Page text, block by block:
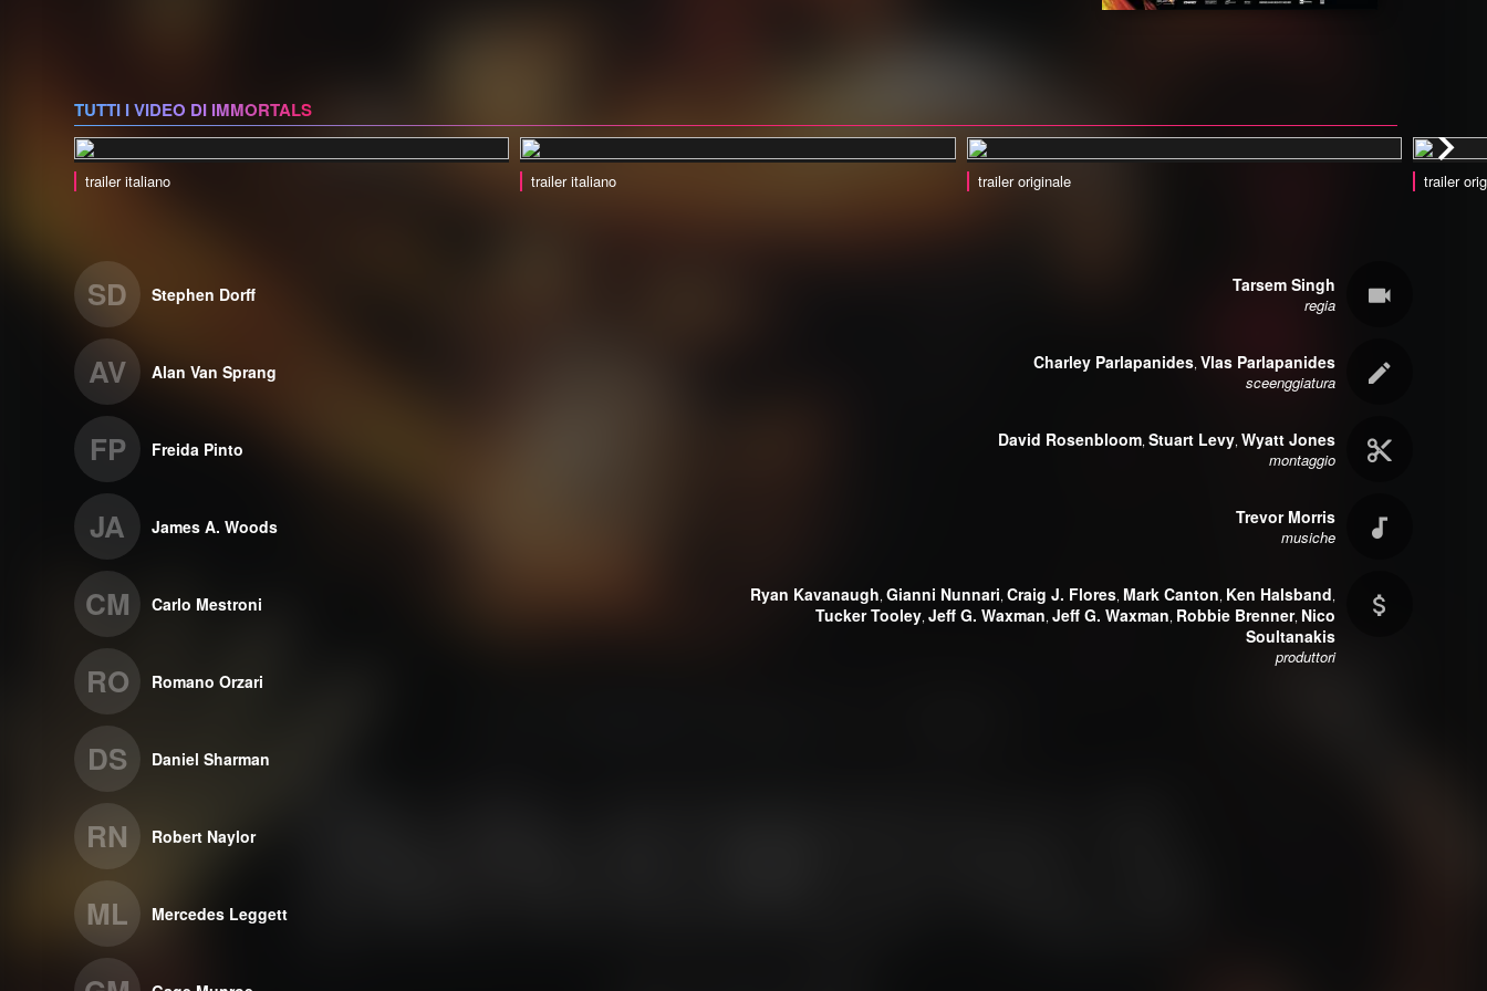
TUTTI I VIDEO DI IMMORTALS
trailer italiano trailer italiano trailer originale trailer
SD Stephen Dorff
AV Alan Van Sprang
FP Freida Pinto
JA James A. Woods
CM Carlo Mestroni
RO Romano Orzari
DS Daniel Sharman
RN Robert Naylor
ML Mercedes Leggett
Tarsem Singh
regia
Charley Parlapanides, Vlas Parlapanides
sceenggiatura
David Rosenbloom, Stuart Levy, Wyatt Jones
montaggio
Trevor Morris
musiche
Ryan Kavanaugh, Gianni Nunnari, Craig J. Flores, Mark Canton, Ken Halsband,
Tucker Tooley, Jeff G. Waxman, Jeff G. Waxman, Robbie Brenner, Nico
Soultanakis
produttori